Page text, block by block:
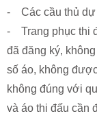
- Các cầu thủ dự
- Trang phục thi
đã đăng ký,
số áo, không
không đúng với
và áo thi đấu cần